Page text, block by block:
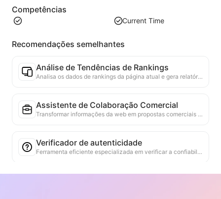
Competências
Current Time
Recomendações semelhantes
Análise de Tendências de Rankings
Analisa os dados de rankings da página atual e gera relatórios de tendências. Identifica categorias populares, tipos de produtos em rápida ascensão e tecnologias emergentes. Fornece insights de mercado em tempo real para ajudar a entender as últimas tendências de produtos e movimentos de mercado.
Assistente de Colaboração Comercial
Transformar informações da web em propostas comerciais personalizadas, mensagens privadas de colaboração, fornecendo modelos prontos e guias de acompanhamento, simplificando o processo de colaboração.
Verificador de autenticidade
Ferramenta eficiente especializada em verificar a confiabilidade do conteúdo da página da web. Identifica automaticamente declarações e dados-chave, cruzando-os com fontes externas confiáveis. Classifica a credibilidade de declarações importantes, fornecendo explicações dos resultados da verificação e links para as fontes dos fatos. Ajuda a melhorar a literacia da informação e a prevenir a disseminação de informações falsas.